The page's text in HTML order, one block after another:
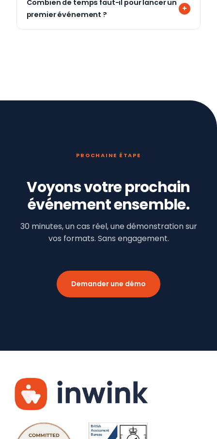
Combien de temps faut-il pour lancer un
premier événement ?
PROCHAINE ÉTAPE
Voyons votre prochain
événement ensemble.
30 minutes, un cas réel, une démonstration sur
vos formats. Sans engagement.
Demander une démo